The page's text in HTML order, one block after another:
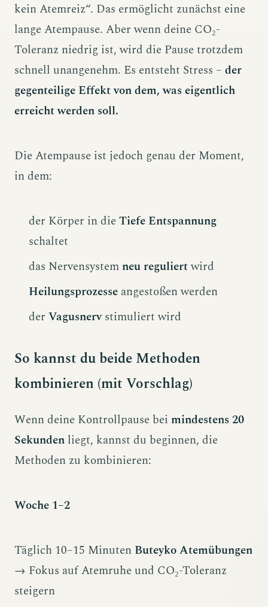
kein Atemreiz“. Das ermöglicht zunächst eine
lange Atempause. Aber wenn deine CO₂-
Toleranz niedrig ist, wird die Pause trotzdem
schnell unangenehm. Es entsteht Stress – der
gegenteilige Effekt von dem, was eigentlich
erreicht werden soll.
Die Atempause ist jedoch genau der Moment,
in dem:
der Körper in dieTiefe Entspannung
schaltet
das Nervensystem neu reguliertwird
Heilungsprozesse angestoßen werden
derVagusnervstimuliert wird
So kannst du beide Methoden
kombinieren (mit Vorschlag)
Wenn deine Kontrollpause bei mindestens 20
Sekunden liegt, kannst du beginnen, die
Methoden zu kombinieren:
Woche 1–2
Täglich 10–15 Minuten Buteyko Atemübungen
→ Fokus auf Atemruhe und CO₂-Toleranz
steigern